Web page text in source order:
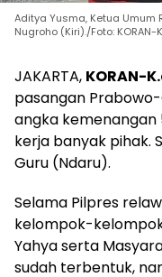
Aditya Yusma, Ketua
Nugroho (Kiri)./Foto: KORAN-
JAKARTA, KORAN-
pasangan
angka kemenangan
kerja banyak pihak.
Guru (Ndaru).
Selama Pilpres
kelompok-
Yahya serta
sudah terbentuk,